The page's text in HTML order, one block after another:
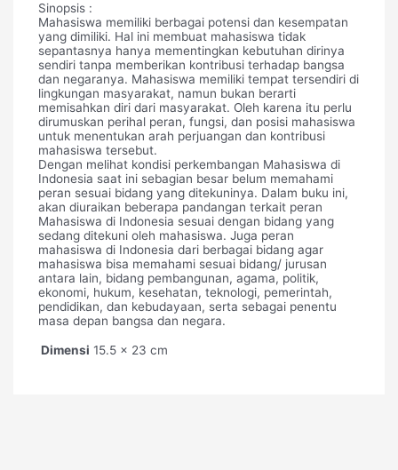
Sinopsis :
Mahasiswa memiliki berbagai potensi dan kesempatan
yang dimiliki. Hal ini membuat mahasiswa tidak
sepantasnya hanya mementingkan kebutuhan dirinya
sendiri tanpa memberikan kontribusi terhadap bangsa
dan negaranya. Mahasiswa memiliki tempat tersendiri di
lingkungan masyarakat, namun bukan berarti
memisahkan diri dari masyarakat. Oleh karena itu perlu
dirumuskan perihal peran, fungsi, dan posisi mahasiswa
untuk menentukan arah perjuangan dan kontribusi
mahasiswa tersebut.
Dengan melihat kondisi perkembangan Mahasiswa di
Indonesia saat ini sebagian besar belum memahami
peran sesuai bidang yang ditekuninya. Dalam buku ini,
akan diuraikan beberapa pandangan terkait peran
Mahasiswa di Indonesia sesuai dengan bidang yang
sedang ditekuni oleh mahasiswa. Juga peran
mahasiswa di Indonesia dari berbagai bidang agar
mahasiswa bisa memahami sesuai bidang/ jurusan
antara lain, bidang pembangunan, agama, politik,
ekonomi, hukum, kesehatan, teknologi, pemerintah,
pendidikan, dan kebudayaan, serta sebagai penentu
masa depan bangsa dan negara.
Dimensi 15.5 × 23 cm